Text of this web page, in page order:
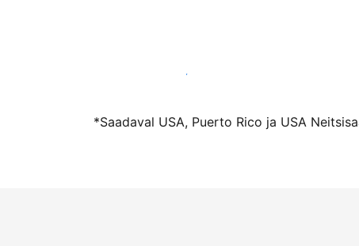
Võõrusta meiega juba täna
*Saadaval USA, Puerto Rico ja USA